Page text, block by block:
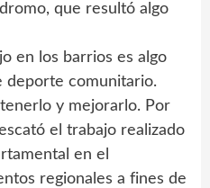
que resultó algo
en los barrios es algo
deporte comunitario.
y mejorarlo. Por
el trabajo realizado
en el
regionales a fines de